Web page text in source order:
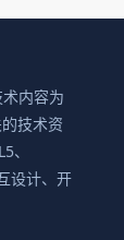
内容为
技术资
、
设计、开